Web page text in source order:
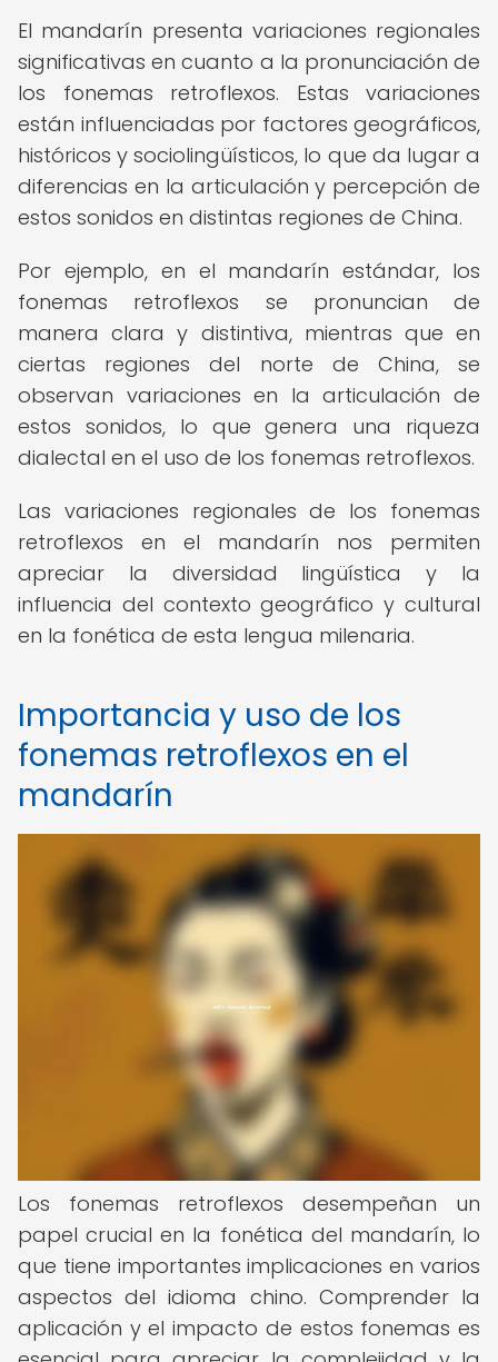
El mandarín presenta variaciones regionales
significativas en cuanto a la pronunciación de
los fonemas retroflexos. Estas variaciones
están influenciadas por factores geográficos,
históricos y sociolingüísticos, lo que da lugar a
diferencias en la articulación y percepción de
estos sonidos en distintas regiones de China.
Por ejemplo, en el mandarín estándar, los
fonemas retroflexos se pronuncian de
manera clara y distintiva, mientras que en
ciertas regiones del norte de China, se
observan variaciones en la articulación de
estos sonidos, lo que genera una riqueza
dialectal en el uso de los fonemas retroflexos.
Las variaciones regionales de los fonemas
retroflexos en el mandarín nos permiten
apreciar la diversidad lingüística y la
influencia del contexto geográfico y cultural
en la fonética de esta lengua milenaria.
Importancia y uso de los
fonemas retroflexos en el
mandarín
Los fonemas retroflexos desempeñan un
papel crucial en la fonética del mandarín, lo
que tiene importantes implicaciones en varios
aspectos del idioma chino. Comprender la
aplicación y el impacto de estos fonemas es